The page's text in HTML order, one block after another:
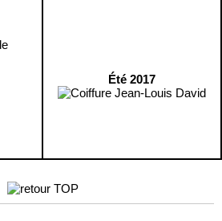
Été 2017